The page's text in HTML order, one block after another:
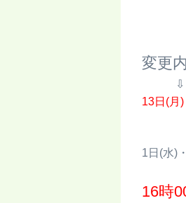
変更
⇩
13日(月
1日(水)
16時